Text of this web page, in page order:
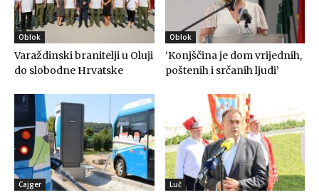
Oblok
Varaždinski branitelji u Oluji
do slobodne Hrvatske
Oblok
‘Konjščina je dom vrijednih,
poštenih i srčanih ljudi’
Cajger Luč